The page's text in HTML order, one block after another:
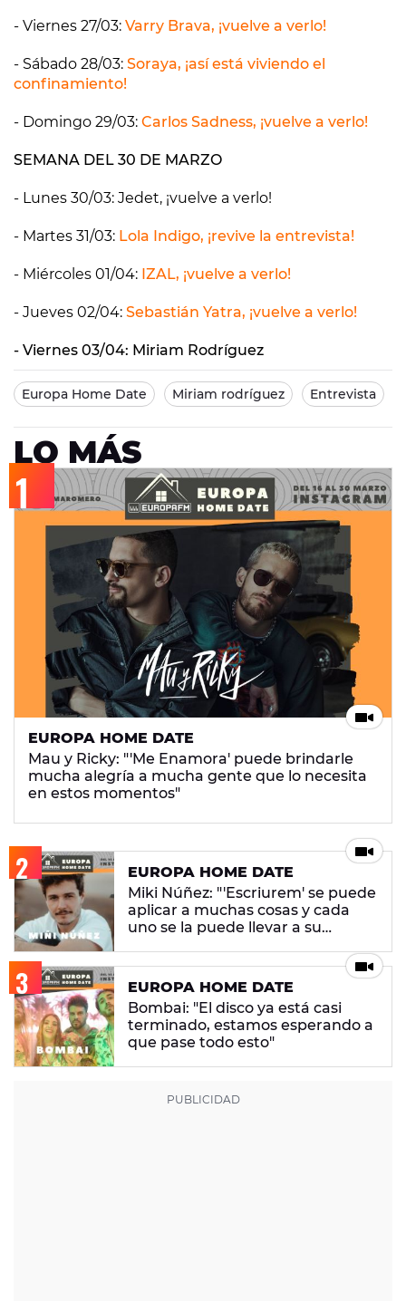
- Viernes 27/03: Varry Brava, ¡vuelve a verlo!
- Sábado 28/03: Soraya, ¡así está viviendo el
confinamiento!
- Domingo 29/03: Carlos Sadness, ¡vuelve a verlo!
SEMANA DEL 30 DE MARZO
- Lunes 30/03: Jedet, ¡vuelve a verlo!
- Martes 31/03: Lola Indigo, ¡revive la entrevista!
- Miércoles 01/04: IZAL, ¡vuelve a verlo!
- Jueves 02/04: Sebastián Yatra, ¡vuelve a verlo!
- Viernes 03/04: Miriam Rodríguez
Europa Home Date Miriam rodríguez Entrevista
LO MÁS
EUROPA HOME DATE
Mau y Ricky: "'Me Enamora' puede brindarle
mucha alegría a mucha gente que lo necesita
en estos momentos"
EUROPA HOME DATE
Miki Núñez: "'Escriurem' se puede
aplicar a muchas cosas y cada
uno se la puede llevar a su
EUROPA HOME DATE
Bombai: "El disco ya está casi
terminado, estamos esperando a
que pase todo esto"